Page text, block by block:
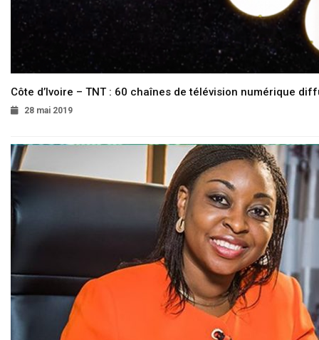
Côte d’Ivoire – TNT : 60 chaînes de télévision numérique
28 mai 2019